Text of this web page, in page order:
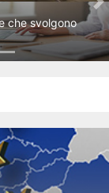
che svolgono